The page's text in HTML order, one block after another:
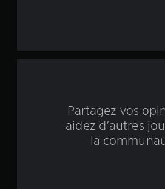
Partagez vos
aidez d’autres
la